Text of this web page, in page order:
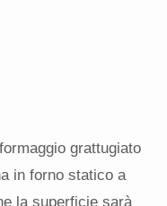
grattugiato
in forno statico a
la superficie sarà